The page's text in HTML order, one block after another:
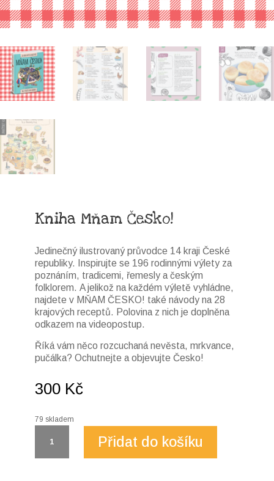
Kniha Mňam Česko!
Jedinečný ilustrovaný průvodce 14 kraji České
republiky. Inspirujte se 196 rodinnými výlety za
poznáním, tradicemi, řemesly a českým
folklorem. A jelikož na každém výletě vyhládne,
najdete v MŇAM ČESKO! také návody na 28
krajových receptů. Polovina z nich je doplněna
odkazem na videopostup.
Říká vám něco rozcuchaná nevěsta, mrkvance,
pučálka? Ochutnejte a objevujte Česko!
300 Kč
79 skladem
Mňam
Přidat do košíku